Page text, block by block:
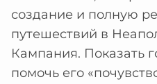
создание и полную
путешествий в
Кампания. Показать
помочь его